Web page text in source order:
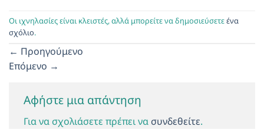
Οι ιχνηλασίες είναι κλειστές, αλλά μπορείτε να δημοσιεύσετεένα
σχόλιο.
← Προηγούμενο
Επόμενο →
Αφήστε μια απάντηση
Για να σχολιάσετε πρέπει να συνδεθείτε.